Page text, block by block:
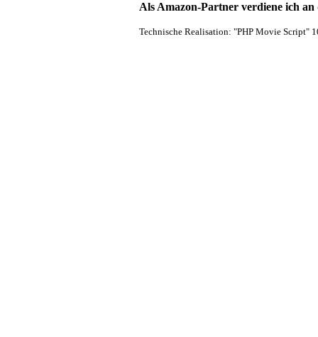
Als Amazon-Partner verdiene ich
Technische Realisation: "PHP Movie Script"